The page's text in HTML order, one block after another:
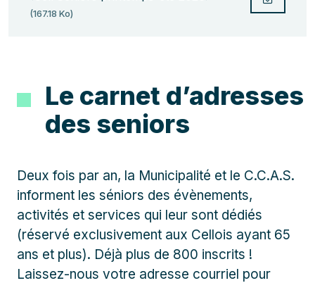
(167.18 Ko)
Le carnet d’adresses
des seniors
Deux fois par an, la Municipalité et le C.C.A.S.
informent les séniors des évènements,
activités et services qui leur sont dédiés
(réservé exclusivement aux Cellois ayant 65
ans et plus). Déjà plus de 800 inscrits !
Laissez-nous votre adresse courriel pour